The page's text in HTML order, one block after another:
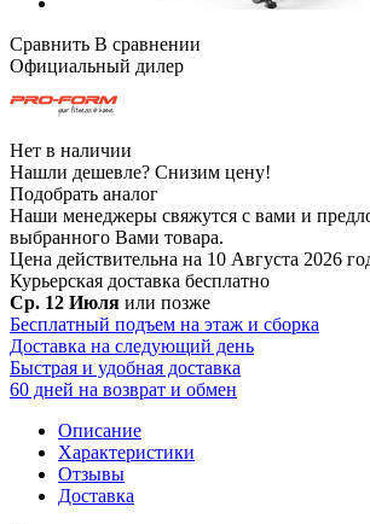
Сравнить В сравнении
Официальный дилер
Нет в наличии
Нашли дешевле? Снизим цену!
Подобрать аналог
Наши менеджеры свяжутся с вами и
выбранного Вами товара.
Цена действительна на 10 Августа 2026
Курьерская доставка бесплатно
Ср. 12 Июля или позже
Бесплатный подъем на этаж и сборка
Доставка на следующий день
Быстрая и удобная доставка
60 дней на возврат и обмен
Описание
Характеристики
Отзывы
Доставка